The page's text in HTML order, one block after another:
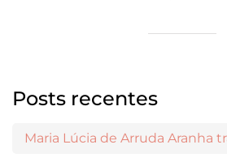
Posts recentes